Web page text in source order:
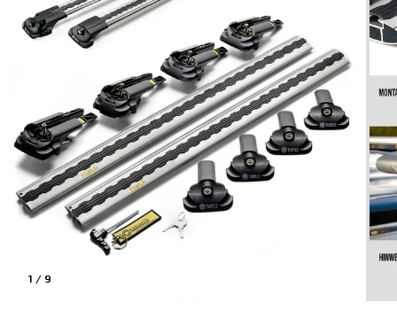
1 / 9